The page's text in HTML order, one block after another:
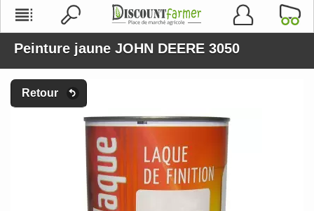
Peinture jaune JOHN DEERE 3050
Retour